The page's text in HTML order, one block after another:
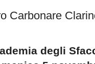
Carbonare
degli